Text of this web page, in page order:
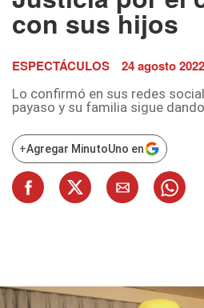
con sus hijos
ESPECTÁCULOS 24 agosto 2022
Lo confirmó en sus redes
payaso y su familia sigue
+Agregar MinutoUno en